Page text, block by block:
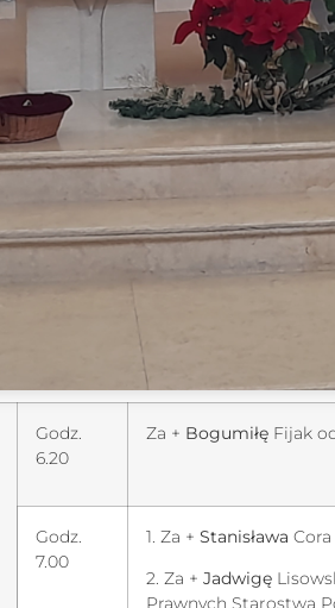
Godz.
6.20
Za + Bogumiłę Fijak
Godz.
7.00
1. Za + Stanisława
2. Za + Jadwigę
Prawnych Starostwa